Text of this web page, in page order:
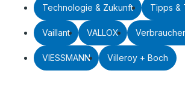
Technologie & Zukunft Tipps &
Vaillant VALLOX
VIESSMANN Villeroy + Boch